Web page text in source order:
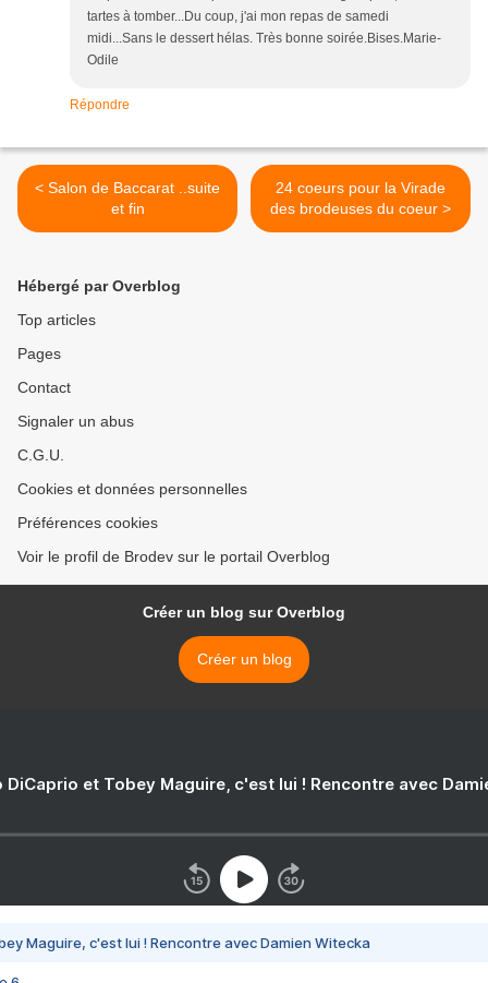
tartes à tomber...Du coup, j'ai mon repas de samedi
midi...Sans le dessert hélas. Très bonne soirée.Bises.Marie-
Odile
Répondre
< Salon de Baccarat ..suite
et fin
24 coeurs pour la Virade
des brodeuses du coeur >
Hébergé par Overblog
Top articles
Pages
Contact
Signaler un abus
C.G.U.
Cookies et données personnelles
Préférences cookies
Voir le profil de Brodev sur le portail Overblog
Créer un blog sur Overblog
Créer un blog
DiCaprio et Tobey Maguire, c'est lui ! Rencontre avec
Maguire, c'est lui ! Rencontre avec Damien Witecka